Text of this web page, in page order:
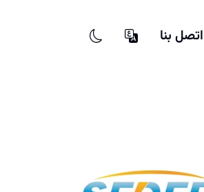
اتصل بنا